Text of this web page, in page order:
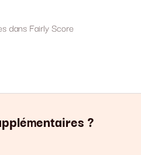
dans Fairly Score
?